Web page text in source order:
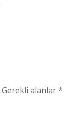
Gerekli alanlar*